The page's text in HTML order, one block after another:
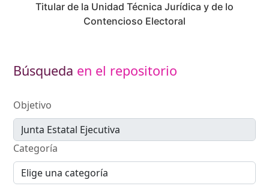
Titular de la Unidad Técnica Jurídica y de lo
Contencioso Electoral